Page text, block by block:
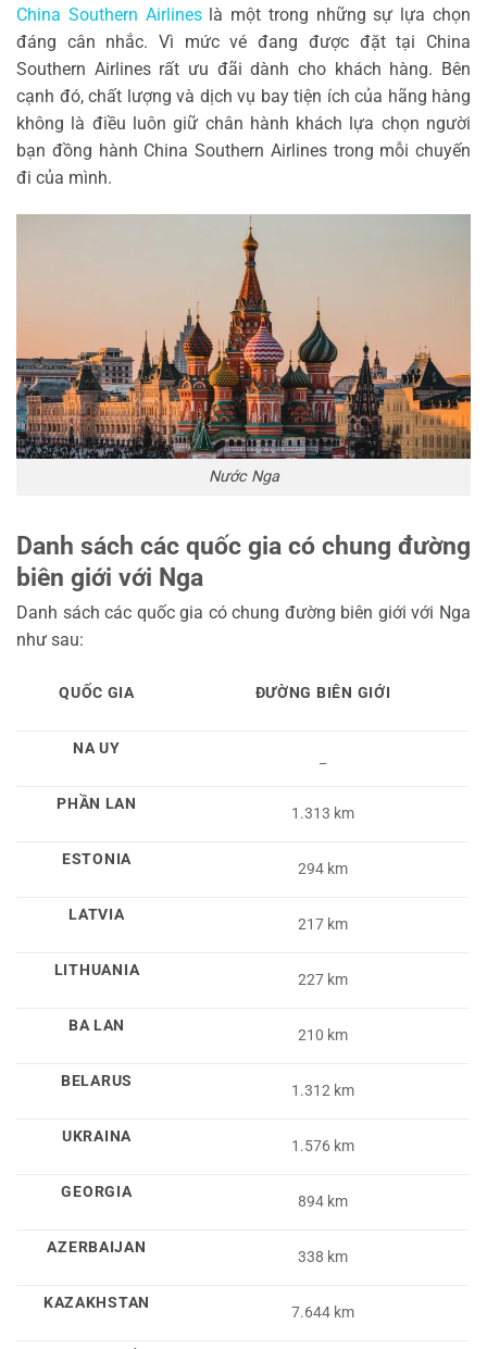
China Southern Airlineslà một trong những sự lựa chọn
đáng cân nhắc. Vì mức vé đang được đặt tại China
Southern Airlines rất ưu đãi dành cho khách hàng. Bên
cạnh đó, chất lượng và dịch vụ bay tiện ích của hãng hàng
không là điều luôn giữ chân hành khách lựa chọn người
bạn đồng hành China Southern Airlines trong mỗi chuyến
đi của mình.
Nước Nga
Danh sách các quốc gia có chung đường
biên giới với Nga
Danh sách các quốc gia có chung đường biên giới với Nga
như sau:
QUỐC GIA ĐƯỜNG BIÊN GIỚI
NA UY
PHẦN LAN
1.313 km
ESTONIA
294 km
LATVIA
217 km
LITHUANIA
227 km
BA LAN
210 km
BELARUS
1.312 km
UKRAINA
1.576 km
GEORGIA
894 km
AZERBAIJAN
338 km
KAZAKHSTAN
7.644 km